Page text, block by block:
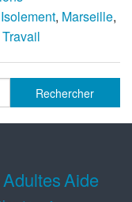
Isolement, Marseille,
Travail
AdultesAide